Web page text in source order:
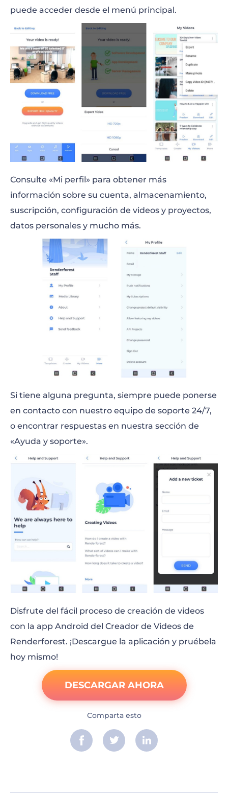
puede acceder desde el menú principal.
Consulte «Mi perfil» para obtener más
información sobre su cuenta, almacenamiento,
suscripción, configuración de videos y proyectos,
datos personales y mucho más.
Si tiene alguna pregunta, siempre puede ponerse
en contacto con nuestro equipo de soporte 24/7,
o encontrar respuestas en nuestra sección de
«Ayuda y soporte».
Disfrute del fácil proceso de creación de videos
con la app Android del Creador de Videos de
Renderforest. ¡Descargue la aplicación y pruébela
hoy mismo!
DESCARGAR AHORA
Comparta esto